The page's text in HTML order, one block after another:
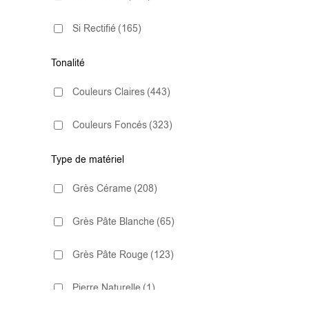
10x20 Rugosa (1)
10x30
10x30.5(1)
10x40(4)
13.2x13.2(1)
14x16 Hexagonal (2)
Décoratif(2)
Effet Béton
Hexagonal (6)
Imitation Parquet (56)
Imitation Pierre
Lisse (4)
Marbre(47)
Métro(54)
Mosaïque(102)
Si Rectifié (165)
Tonalité
Couleurs Claires (443)
Couleurs Foncés (323)
Type de matériel
Grès Cérame (208)
Grès Pâte Blanche (65)
Grès Pâte Rouge (123)
Pierre Naturelle (1)